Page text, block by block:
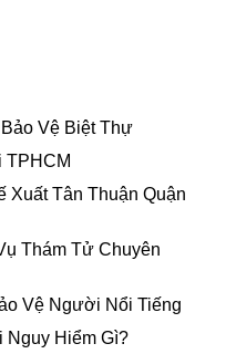
Vệ Biệt Thự
TPHCM
Xuất Tân Thuận Quận
Thám Tử Chuyên
Vệ Người Nổi Tiếng
Nguy Hiểm Gì?